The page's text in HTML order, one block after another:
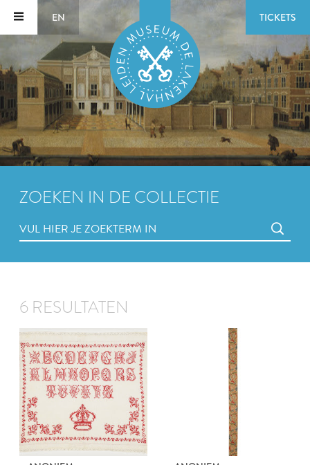
EN TICKETS
ZOEKEN IN DE COLLECTIE
6 RESULTATEN